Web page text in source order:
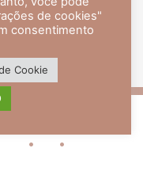
de cookies"
consentimento
Cookie